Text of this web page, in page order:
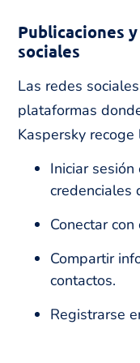
Publicaciones
sociales
Las redes
plataformas
Kaspersky
Iniciar
credenciales
Conectar con
Compartir
contactos.
Registrarse